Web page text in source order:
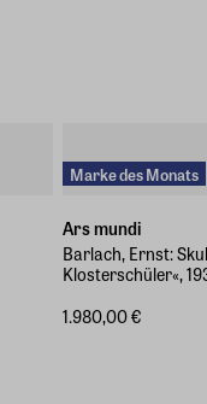
Marke des Monats
Ars mundi
Barlach, Ernst:
Klosterschüler«,
1.980,00 €